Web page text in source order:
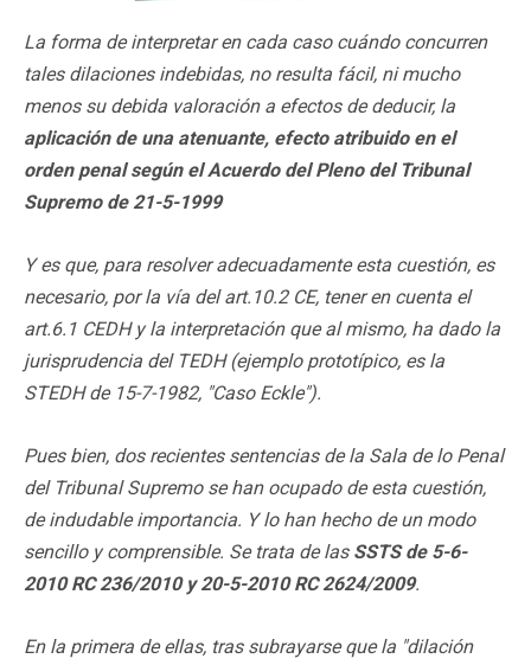
La forma de interpretar en cada caso cuándo concurren
tales dilaciones indebidas, no resulta fácil, ni mucho
menos su debida valoración a efectos de deducir, la
aplicación de una atenuante, efecto atribuido en el
orden penal según el Acuerdo del Pleno del Tribunal
Supremo de 21-5-1999
Y es que, para resolver adecuadamente esta cuestión, es
necesario, por la vía del art.10.2 CE, tener en cuenta el
art.6.1 CEDH y la interpretación que al mismo, ha dado la
jurisprudencia del TEDH (ejemplo prototípico, es la
STEDH de 15-7-1982, "Caso Eckle").
Pues bien, dos recientes sentencias de la Sala de lo Penal
del Tribunal Supremo se han ocupado de esta cuestión,
de indudable importancia. Y lo han hecho de un modo
sencillo y comprensible. Se trata de las SSTS de 5-6-
2010 RC 236/2010 y 20-5-2010 RC 2624/2009.
En la primera de ellas, tras subrayarse que la "dilación